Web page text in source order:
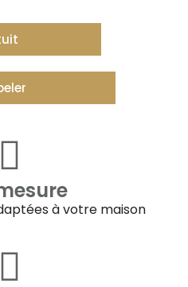
à votre maison